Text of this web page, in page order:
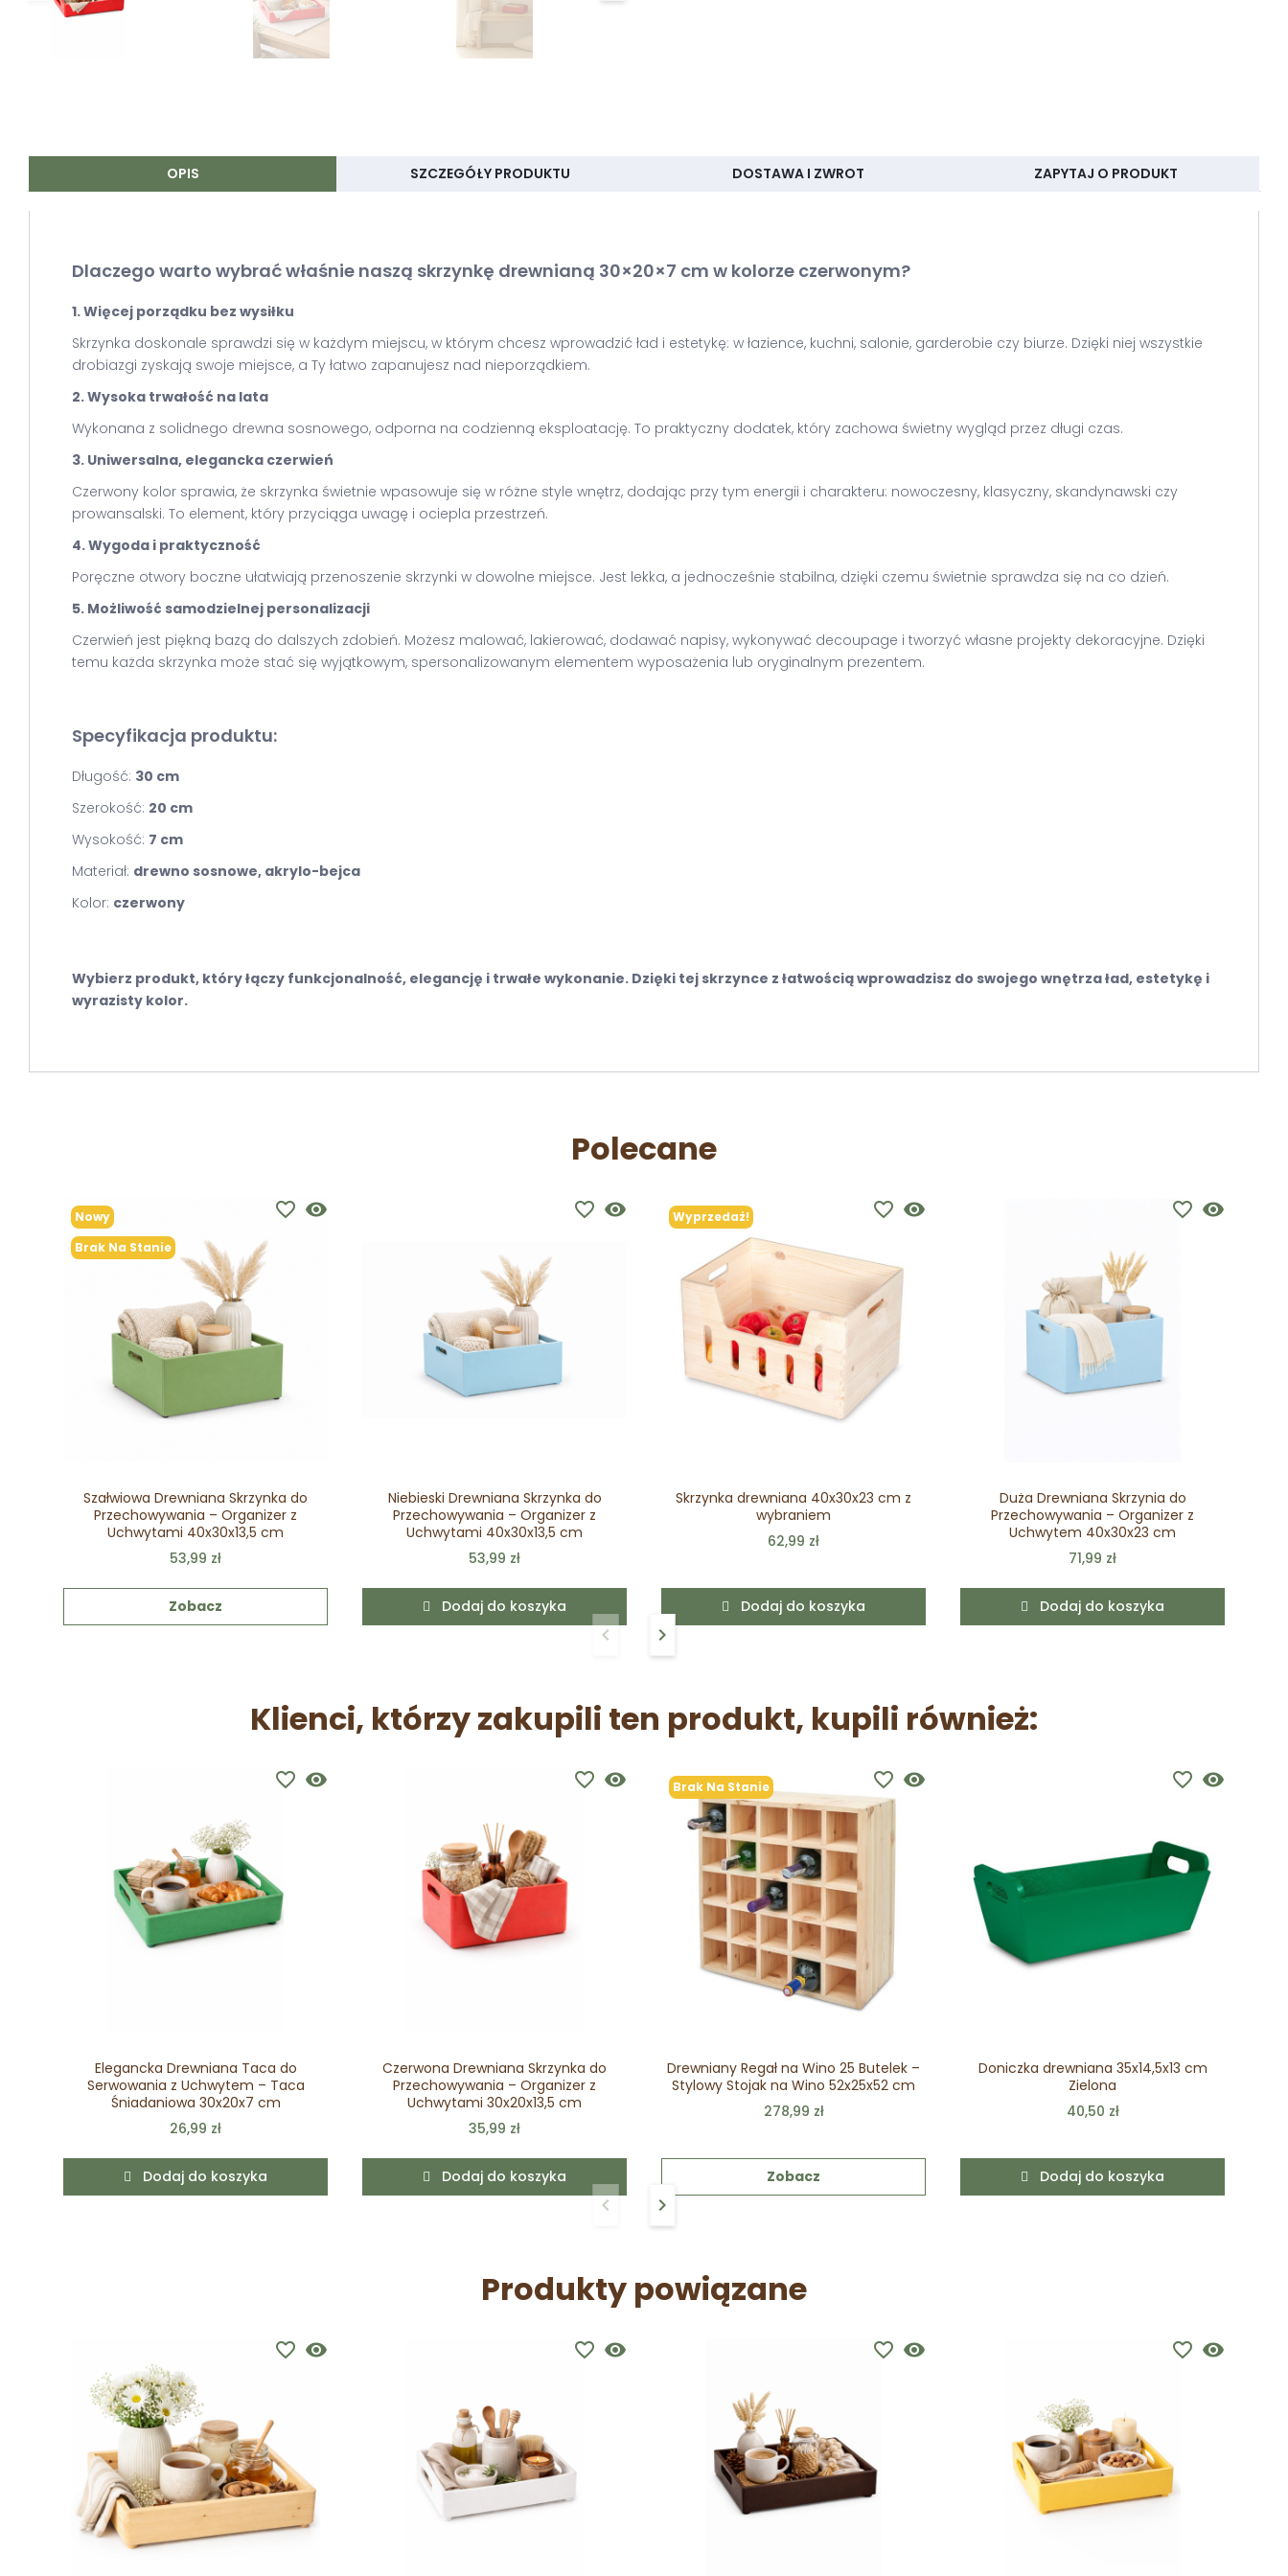
OPIS SZCZEGÓŁY PRODUKTU DOSTAWA I ZWROT ZAPYTAJ O PRODUKT
Dlaczego warto wybrać właśnie naszą skrzynkę drewnianą 30×20×7 cm w kolorze czerwonym?
1. Więcej porządku bez wysiłku
Skrzynka doskonale sprawdzi się w każdym miejscu, w którym chcesz wprowadzić ład i estetykę: w łazience, kuchni, salonie, garderobie czy biurze. Dzięki niej wszystkie
drobiazgi zyskają swoje miejsce, a Ty łatwo zapanujesz nad nieporządkiem.
2. Wysoka trwałość na lata
Wykonana z solidnego drewna sosnowego, odporna na codzienną eksploatację. To praktyczny dodatek, który zachowa świetny wygląd przez długi czas.
3. Uniwersalna, elegancka czerwień
Czerwony kolor sprawia, że skrzynka świetnie wpasowuje się w różne style wnętrz, dodając przy tym energii i charakteru: nowoczesny, klasyczny, skandynawski czy
prowansalski. To element, który przyciąga uwagę i ociepla przestrzeń.
4. Wygoda i praktyczność
Poręczne otwory boczne ułatwiają przenoszenie skrzynki w dowolne miejsce. Jest lekka, a jednocześnie stabilna, dzięki czemu świetnie sprawdza się na co dzień.
5. Możliwość samodzielnej personalizacji
Czerwień jest piękną bazą do dalszych zdobień. Możesz malować, lakierować, dodawać napisy, wykonywać decoupage i tworzyć własne projekty dekoracyjne. Dzięki
temu każda skrzynka może stać się wyjątkowym, spersonalizowanym elementem wyposażenia lub oryginalnym prezentem.
Specyfikacja produktu:
Długość: 30 cm
Szerokość: 20 cm
Wysokość: 7 cm
Materiał: drewno sosnowe, akrylo-bejca
Kolor: czerwony
Wybierz produkt, który łączy funkcjonalność, elegancję i trwałe wykonanie. Dzięki tej skrzynce z łatwością wprowadzisz do swojego wnętrza ład, estetykę i
wyrazisty kolor.
Polecane
Nowy
Brak Na Stanie
visibility
favorite_border
Szałwiowa Drewniana Skrzynka do
Przechowywania – Organizer z
Uchwytami 40x30x13,5 cm
53,99 zł
Zobacz
visibility
favorite_border
Niebieski Drewniana Skrzynka do
Przechowywania – Organizer z
Uchwytami 40x30x13,5 cm
53,99 zł
Dodaj do koszyka
Wyprzedaż! visibility
favorite_border
Skrzynka drewniana 40x30x23 cm z
wybraniem
62,99 zł
Dodaj do koszyka
visibility
favorite_border
Duża Drewniana Skrzynia do
Przechowywania – Organizer z
Uchwytem 40x30x23 cm
71,99 zł
Dodaj do koszyka
Poprzedni
keyboard_arrow_left Następny
keyboard_arrow_right
Klienci, którzy zakupili ten produkt, kupili również:
visibility
favorite_border
Elegancka Drewniana Taca do
Serwowania z Uchwytem – Taca
Śniadaniowa 30x20x7 cm
26,99 zł
Dodaj do koszyka
visibility
favorite_border
Czerwona Drewniana Skrzynka do
Przechowywania – Organizer z
Uchwytami 30x20x13,5 cm
35,99 zł
Dodaj do koszyka
Brak Na Stanie visibility
favorite_border
Drewniany Regał na Wino 25 Butelek –
Stylowy Stojak na Wino 52x25x52 cm
278,99 zł
Zobacz
visibility
favorite_border
Doniczka drewniana 35x14,5x13 cm
Zielona
40,50 zł
Dodaj do koszyka
Poprzedni
keyboard_arrow_left Następny
keyboard_arrow_right
Produkty powiązane
visibility
favorite_border visibility
favorite_border visibility
favorite_border visibility
favorite_border